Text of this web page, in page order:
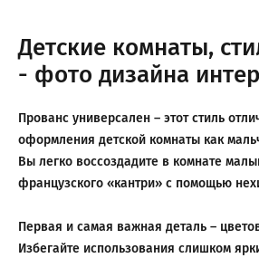
Детские комнаты,
- фото дизайна
Прованс универсален – этот стиль
оформления детской комнаты как
Вы легко воссоздадите в комнате
французского «кантри» с помощью
Первая и самая важная деталь –
Избегайте использования слишком